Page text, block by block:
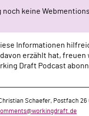
noch keine
Informationen
erzählt hat, freuen
Draft Podcast
Schaefer, Postfach 26